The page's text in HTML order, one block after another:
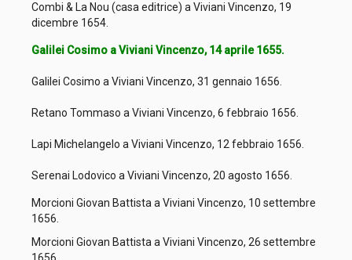
Combi & La Nou (casa editrice) a Viviani Vincenzo, 19
dicembre 1654.
Galilei Cosimo a Viviani Vincenzo, 14 aprile 1655.
Galilei Cosimo a Viviani Vincenzo, 31 gennaio 1656.
Retano Tommaso a Viviani Vincenzo, 6 febbraio 1656.
Lapi Michelangelo a Viviani Vincenzo, 12 febbraio 1656.
Serenai Lodovico a Viviani Vincenzo, 20 agosto 1656.
Morcioni Giovan Battista a Viviani Vincenzo, 10 settembre
1656.
Morcioni Giovan Battista a Viviani Vincenzo, 26 settembre